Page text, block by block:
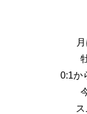
0:1か